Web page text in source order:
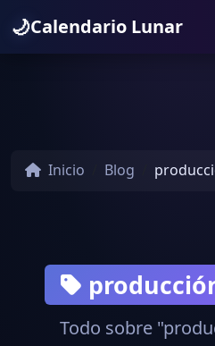
🌙Calendario Lunar
Inicio Blog
Todo sobre